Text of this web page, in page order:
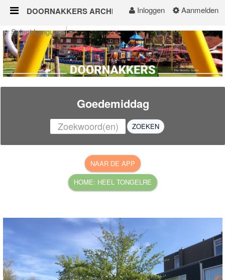
Naar content
Inloggen Aanmelden
DOORNAKKERS ARCHIEF
home
buurtinfo
gezondheid en welzijn
veilig en leefbaar
onderwijs en jeugd
apps voor ons
TONGELRE ONLINE
KALENDER
Goedemiddag
ZOEKEN
Select Language▼